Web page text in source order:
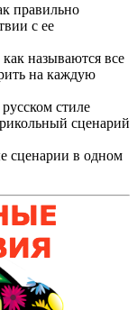
правильно
с ее
называются все
на каждую
стиле
сценарий
сценарии в одном